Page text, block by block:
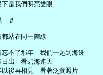
是我們明亮雙眼
＃
站在同一陣線
不了那年　我們一起到海邊
出　看碧海連天
後再相見　看著泛黃照片